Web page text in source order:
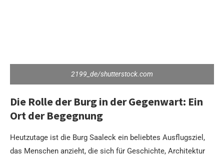
2199_de/shutterstock.com
Die Rolle der Burg in der Gegenwart: Ein
Ort der Begegnung
Heutzutage ist die Burg Saaleck ein beliebtes Ausflugsziel,
das Menschen anzieht, die sich für Geschichte, Architektur